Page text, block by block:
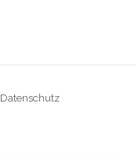
Datenschutz